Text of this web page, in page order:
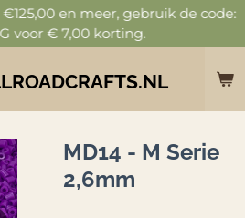
en meer, gebruik de code:
voor € 7,00 korting.
MD14 - M Serie
2,6mm